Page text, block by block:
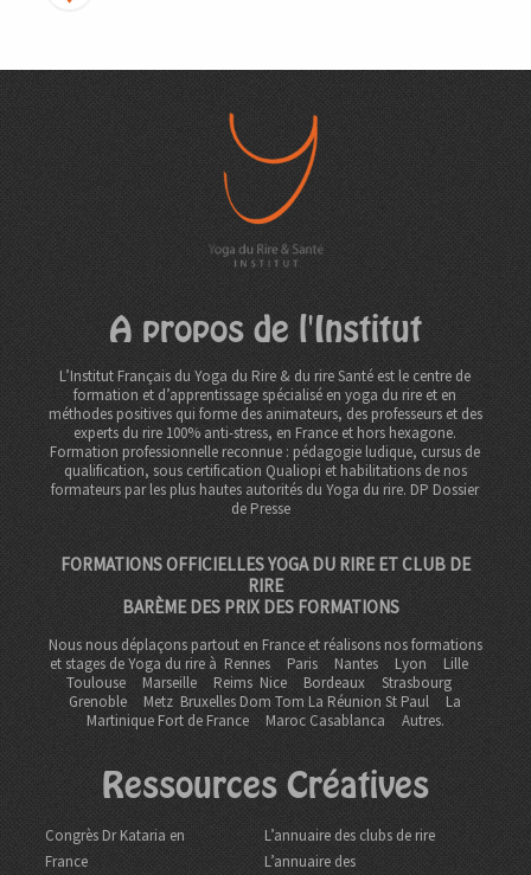
A propos de l'Institut
L’Institut Français du Yoga du Rire & du rire Santé est le centre de
formation et d’apprentissage spécialisé en yoga du rire et en
méthodes positives qui forme des animateurs, des professeurs et des
experts du rire 100% anti-stress, en France et hors hexagone.
Formation professionnelle reconnue : pédagogie ludique, cursus de
qualification, sous certification Qualiopi et habilitations de nos
formateurs par les plus hautes autorités du Yoga du rire. DPDossier
de Presse
FORMATIONS OFFICIELLES YOGA DU RIRE ET CLUB DE
RIRE
BARÈME DES PRIX DES FORMATIONS
Nous nous déplaçons partout en France et réalisons nos formations
et stages de Yoga du rire à Rennes Paris Nantes Lyon
Lille
Toulouse
Marseille Reims Nice Bordeaux
Strasbourg
Grenoble
Metz Bruxelles Dom TomLa Réunion St Paul
La
Martinique Fort de France
Maroc Casablanca Autres.
Ressources Créatives
Congrès Dr Kataria en
France
L’annuaire des clubs de rire
L’annuaire des